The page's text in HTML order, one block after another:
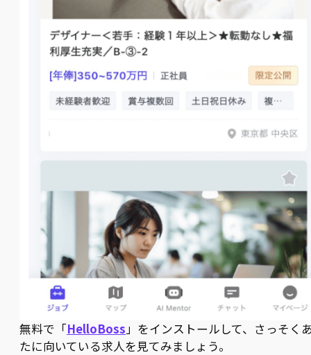
無料で「HelloBoss 」をインストールして、さっそく
たに向いている求人を見てみましょう。